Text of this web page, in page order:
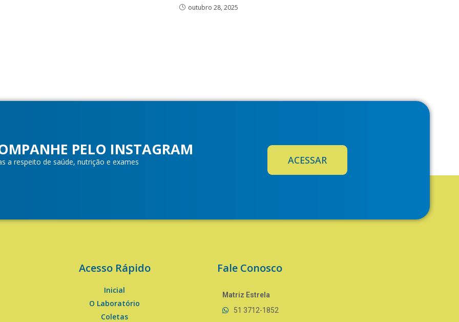
outubro 28, 2025
PELO INSTAGRAM
a respeito de saúde, nutrição e exames ACESSAR
Acesso Rápido
Inicial
O Laboratório
Coletas
Fale Conosco
Matriz Estrela
51 3712-1852